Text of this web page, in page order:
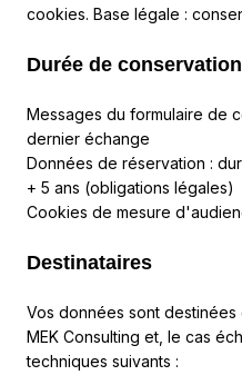
cookies. Base légale :
Durée de conservation
Messages du formulaire de
dernier échange
Données de réservation :
+ 5 ans (obligations légales)
Cookies de mesure
Destinataires
Vos données sont
MEK Consulting et, le cas
techniques suivants :